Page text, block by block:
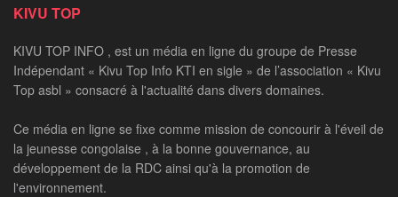
KIVU TOP
KIVU TOP INFO , est un média en ligne du groupe de Presse
Indépendant « Kivu Top Info KTI en sigle » de l’association « Kivu
Top asbl » consacré à l'actualité dans divers domaines.
Ce média en ligne se fixe comme mission de concourir à l'éveil de
la jeunesse congolaise , à la bonne gouvernance, au
développement de la RDC ainsi qu'à la promotion de
l'environnement.